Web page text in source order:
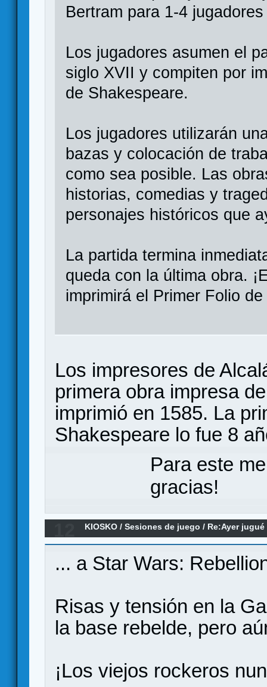
Bertram para 1-4
Los jugadores asumen el
siglo XVII y compiten por
de Shakespeare.
Los jugadores utilizarán
bazas y colocación de
como sea posible. Las
historias, comedias y
personajes históricos que
La partida termina
queda con la última obra.
imprimirá el Primer Folio
Los impresores de
primera obra impresa
imprimió en 1585. La
Shakespeare lo fue 8
Para este
gracias!
KIOSKO /Sesiones de juego / Re:Ayer jugué
... a Star Wars:
Risas y tensión en la
la base rebelde, pero
¡Los viejos rockeros